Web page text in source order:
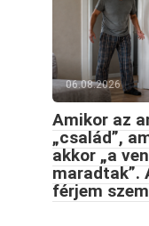
06.08.2026
Amikor az
„család”,
akkor „a
maradtak”.
férjem